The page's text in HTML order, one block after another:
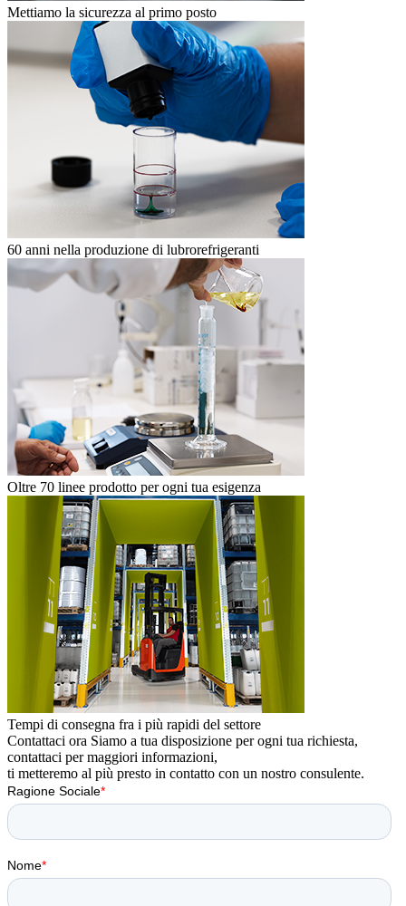
Mettiamo la sicurezza al primo posto
60 anni nella produzione di lubrorefrigeranti
Oltre 70 linee prodotto per ogni tua esigenza
Tempi di consegna fra i più rapidi del settore
Contattaci ora Siamo a tua disposizione per ogni tua richiesta,
contattaci per maggiori informazioni,
ti metteremo al più presto in contatto con un nostro consulente.